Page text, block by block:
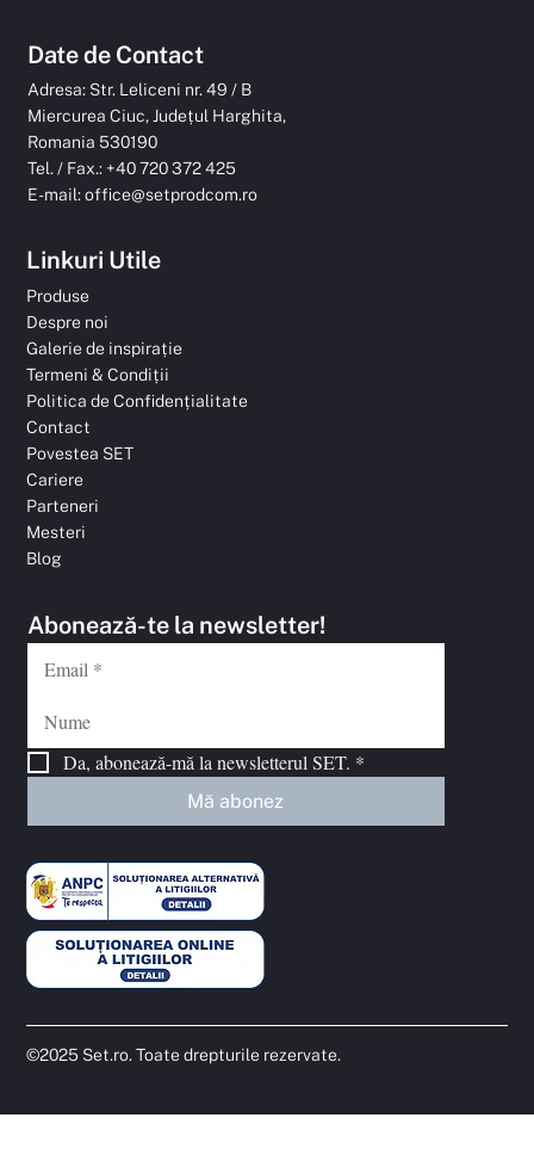
Date de Contact
Adresa: Str. Leliceni nr. 49 / B
Miercurea Ciuc, Județul Harghita,
Romania 530190
Tel. / Fax.: +40 720 372 425
E-mail:office@setprodcom.ro
Linkuri Utile
Produse
Despre noi
Galerie de inspirație
Termeni & Condiții
Politica de Confidențialitate
Contact
Povestea SET
Cariere
Parteneri
Mesteri
Blog
Abonează-te la newsletter!
Da, abonează-mă la newsletterul SET. *
Mă abonez
©2025 Set.ro. Toate drepturile rezervate.